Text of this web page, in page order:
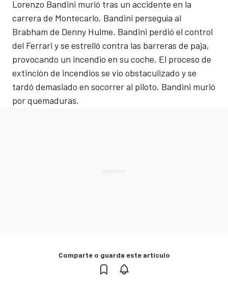
Lorenzo Bandini murió tras un accidente en la
carrera de Montecarlo. Bandini perseguía al
Brabham de Denny Hulme. Bandini perdió el control
del Ferrari y se estrelló contra las barreras de paja,
provocando un incendio en su coche. El proceso de
extinción de incendios se vio obstaculizado y se
tardó demasiado en socorrer al piloto. Bandini murió
por quemaduras.
Comparte o guarda este artículo